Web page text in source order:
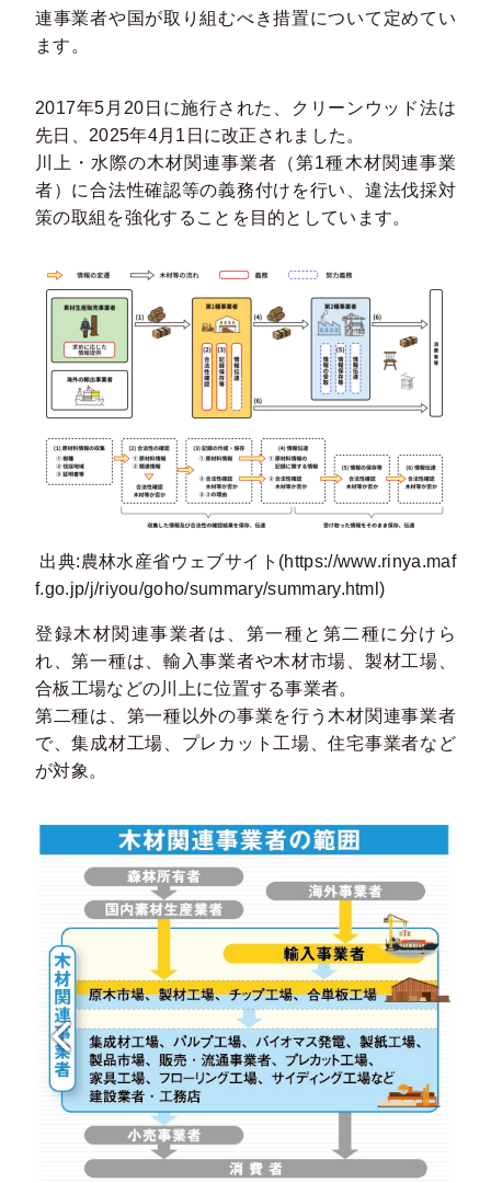
連事業者や国が取り組むべき措置について定めてい
ます。
2017年5月20日に施行された、クリーンウッド法は
先日、2025年4月1日に改正されました。
川上・水際の木材関連事業者（第1種木材関連事業
者）に合法性確認等の義務付けを行い、違法伐採対
策の取組を強化することを目的としています。
出典:農林水産省ウェブサイト(https://www.rinya.maf
f.go.jp/j/riyou/goho/summary/summary.html)
登録木材関連事業者は、第一種と第二種に分けら
れ、第一種は、輸入事業者や木材市場、製材工場、
合板工場などの川上に位置する事業者。
第二種は、第一種以外の事業を行う木材関連事業者
で、集成材工場、プレカット工場、住宅事業者など
が対象。